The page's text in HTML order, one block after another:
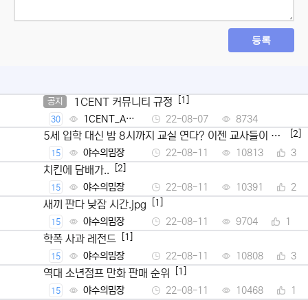
등록
공지 1CENT 커뮤니티 규정 [1]
30
1CENT_Ad
min
22-08-07 8734
5세 입학 대신 밤 8시까지 교실 연다? 이젠 교사들이 뿔
났다
[2]
15 야수의밈장 22-08-11 10813 3
치킨에 담배가.. [2]
15 야수의밈장 22-08-11 10391 2
새끼 판다 낮잠 시간.jpg [1]
15 야수의밈장 22-08-11 9704 1
학폭 사과 레전드 [1]
15 야수의밈장 22-08-11 10808 3
역대 소년점프 만화 판매 순위 [1]
15 야수의밈장 22-08-11 10468 1